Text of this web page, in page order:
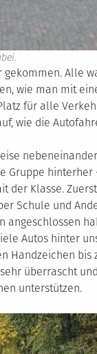
Alle
wie man mit
für alle
wie die
Klasse.
Schule und
Autos hinter
überrascht
unterstützen.